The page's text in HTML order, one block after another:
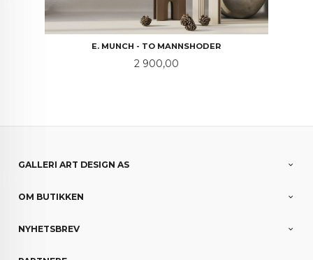
E. MUNCH - TO MANNSHODER
Pris
2 900,00
GALLERI ART DESIGN AS
OM BUTIKKEN
NYHETSBREV